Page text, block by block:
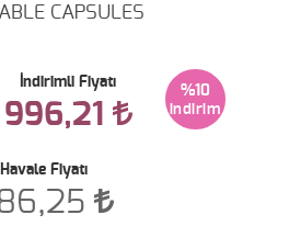
CAPSULES
İndirimli Fiyatı
996,21
%10
Havale Fiyatı